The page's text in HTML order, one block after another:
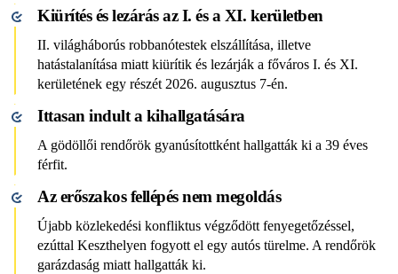
Kiürítés és lezárás az I. és a XI. kerületben
II. világháborús robbanótestek elszállítása, illetve
hatástalanítása miatt kiürítik és lezárják a főváros I. és XI.
kerületének egy részét 2026. augusztus 7-én.
Ittasan indult a kihallgatására
A gödöllői rendőrök gyanúsítottként hallgatták ki a 39 éves
férfit.
Az erőszakos fellépés nem megoldás
Újabb közlekedési konfliktus végződött fenyegetőzéssel,
ezúttal Keszthelyen fogyott el egy autós türelme. A rendőrök
garázdaság miatt hallgatták ki.